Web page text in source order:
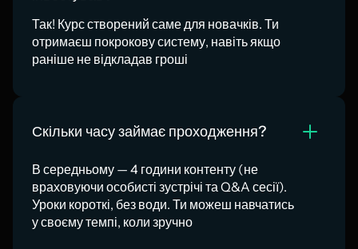
Так! Курс створений саме для новачків. Ти
отримаєш покрокову систему, навіть якщо
раніше не відкладав гроші
Скільки часу займає проходження?
В середньому — 4 години контенту (не
враховуючи особисті зустрічі та Q&A сесії).
Уроки короткі, без води. Ти можеш навчатись
у своєму темпі, коли зручно